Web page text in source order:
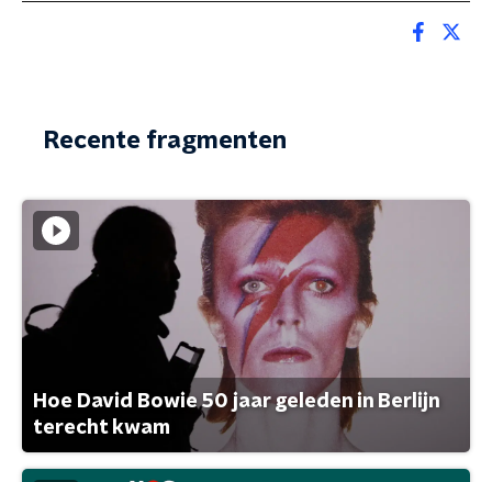
Recente fragmenten
Hoe David Bowie 50 jaar geleden in Berlijn
terecht kwam